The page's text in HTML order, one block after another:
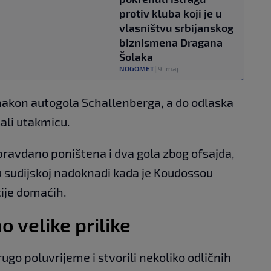
protiv kluba koji je u
vlasništvu srbijanskog
biznismena Dragana
Šolaka
NOGOMET 9. maj.
autogola Schallenberga, a do odlaska
utakmicu.
poništena i dva gola zbog ofsajda,
nadoknadi kada je Koudossou
domaćih.
velike prilike
poluvrijeme i stvorili nekoliko odličnih